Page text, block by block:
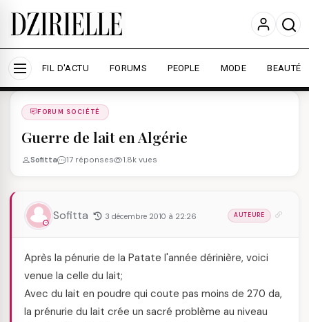
Nous utilisons des cookies pour améliorer votre
expérience et mesurer l'audience.
En savoir plus
Accepter tout Personnaliser
FIL D'ACTU FORUMS PEOPLE MODE BEAUTÉ
Forums
FORUM SOCIÉTÉ
Guerre de lait en Algérie
Sofitta 17 réponses 1.8k vues
Sofitta 3 décembre 2010 à 22:26 AUTEURE
Après la pénurie de la Patate l'année dérinière, voici
venue la celle du lait;
Avec du lait en poudre qui coute pas moins de 270 da,
la prénurie du lait crée un sacré problème au niveau